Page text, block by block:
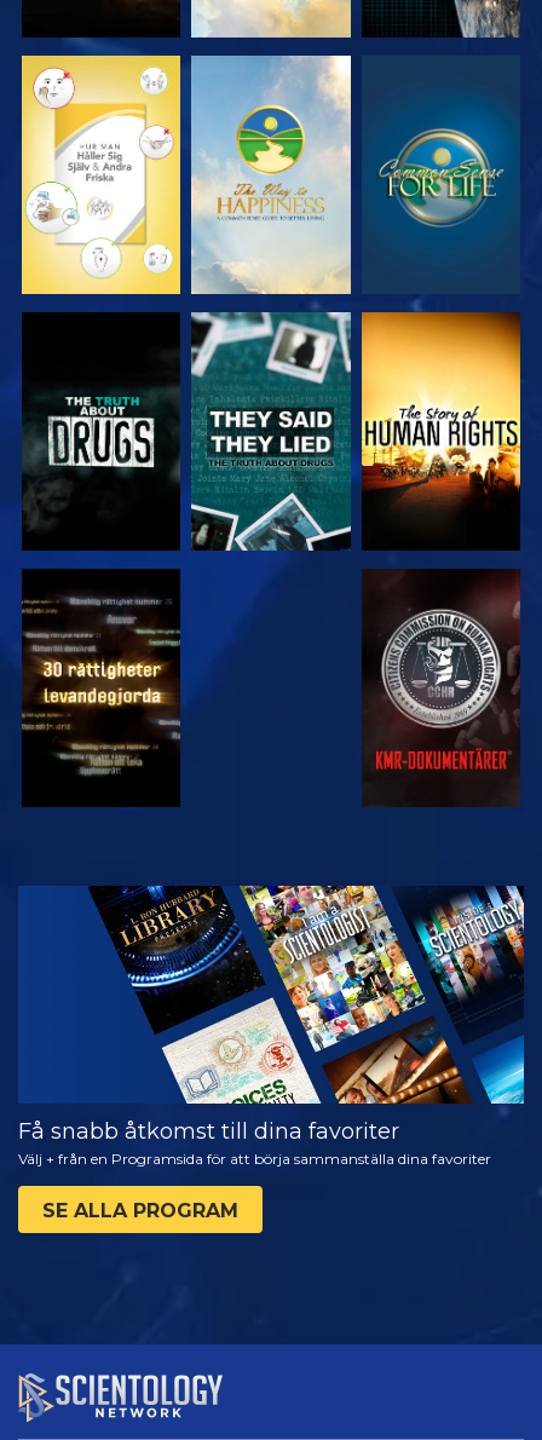
TITTA TITTA TITTA
TITTA TITTA
TITTA TITTA
TITTA
UTFORSKA
SERIEN
Få snabb åtkomst till dina favoriter
Välj + från en Programsida för att börja sammanställa dina favoriter
SE ALLA PROGRAM